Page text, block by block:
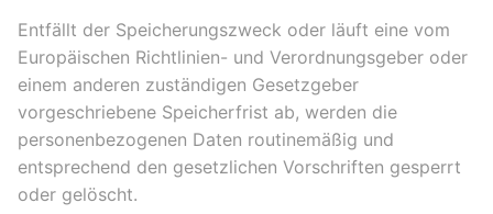
Entfällt der Speicherungszweck oder läuft eine vom
Europäischen Richtlinien- und Verordnungsgeber oder
einem anderen zuständigen Gesetzgeber
vorgeschriebene Speicherfrist ab, werden die
personenbezogenen Daten routinemäßig und
entsprechend den gesetzlichen Vorschriften gesperrt
oder gelöscht.